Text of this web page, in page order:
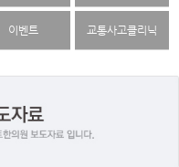
이벤트 교통사고클리닉